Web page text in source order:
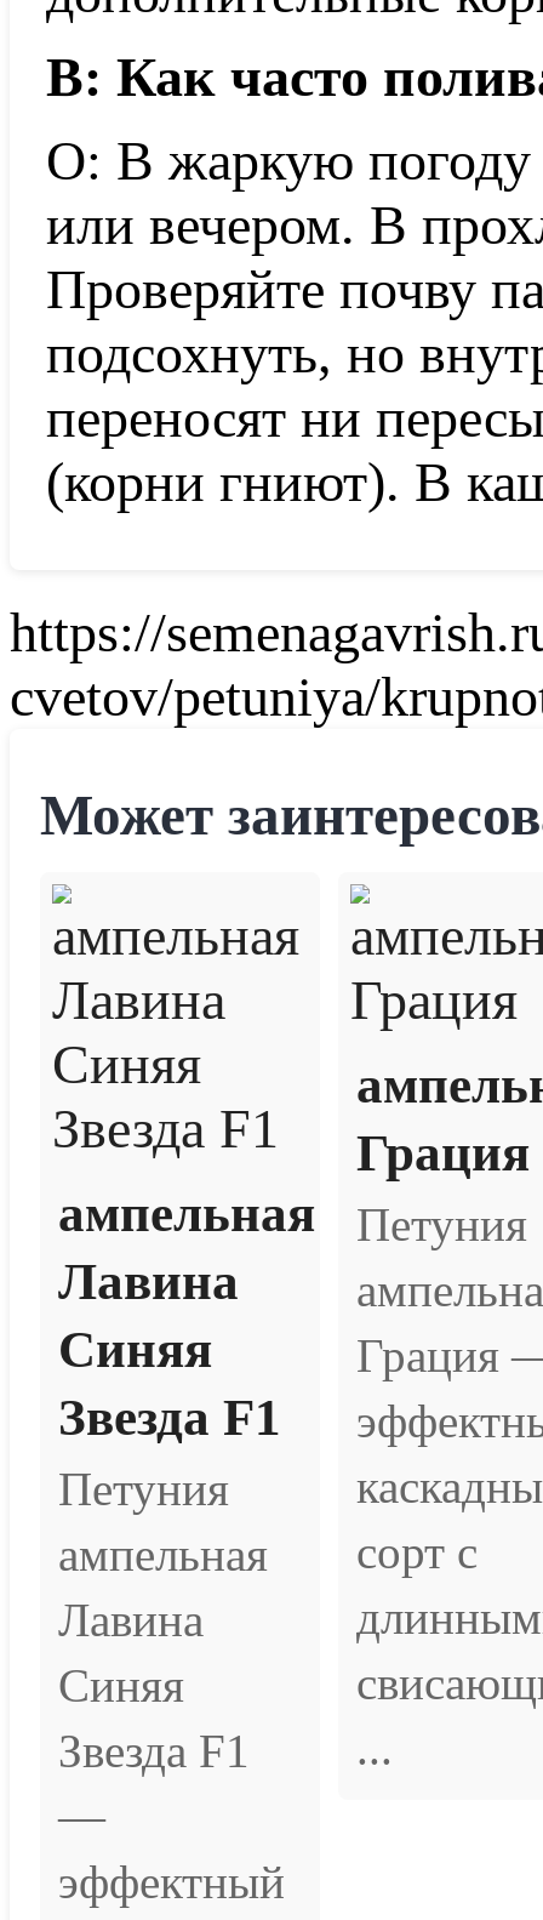
В: Как часто
О: В жаркую
или вечером. В
Проверяйте почву
подсохнуть, но
переносят ни
(корни гниют). В
https://
cvetov/petuniya/
Может
ампельная
Лавина
Синяя
Звезда F1
Петуния
ампельная
Лавина
Синяя
Звезда F1
—
эффектный
Грация
Петуния
Грация
сорт с
...